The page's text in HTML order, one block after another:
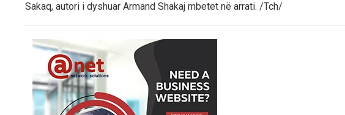
Sakaq, autori i dyshuar Armand Shakaj mbetet në arrati. /Tch/